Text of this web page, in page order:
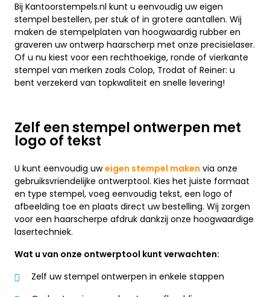
Bij Kantoorstempels.nl kunt u eenvoudig uw eigen
stempel bestellen, per stuk of in grotere aantallen. Wij
maken de stempelplaten van hoogwaardig rubber en
graveren uw ontwerp haarscherp met onze precisielaser.
Of u nu kiest voor een rechthoekige, ronde of vierkante
stempel van merken zoals Colop, Trodat of Reiner: u
bent verzekerd van topkwaliteit en snelle levering!
Zelf een stempel ontwerpen met
logo of tekst
U kunt eenvoudig uweigen stempel maken via onze
gebruiksvriendelijke ontwerptool. Kies het juiste formaat
en type stempel, voeg eenvoudig tekst, een logo of
afbeelding toe en plaats direct uw bestelling. Wij zorgen
voor een haarscherpe afdruk dankzij onze hoogwaardige
lasertechniek.
Wat u van onze ontwerptool kunt verwachten:
Zelf uw stempel ontwerpen in enkele stappen